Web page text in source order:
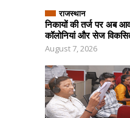
राजस्थान
निकायों की तर्ज पर अब
कॉलोनियां और सेज
August 7, 2026